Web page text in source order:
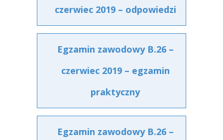
czerwiec 2019 – odpowiedzi
Egzamin zawodowy B.26 –
czerwiec 2019 – egzamin
praktyczny
Egzamin zawodowy B.26 –